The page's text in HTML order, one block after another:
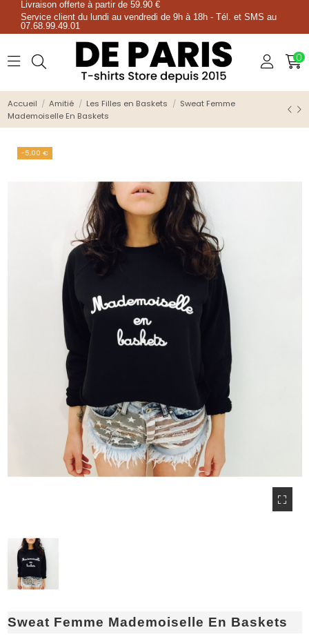
Livraison offerte à partir de 59.90 €
Service client du lundi au vendredi de 9h à 18h - Tél. et SMS au
07.68.99.49.01
0
Accueil Amitié Les Filles en Baskets
Sweat Femme
Mademoiselle En Baskets
-5,00 €
Sweat Femme Mademoiselle En Baskets